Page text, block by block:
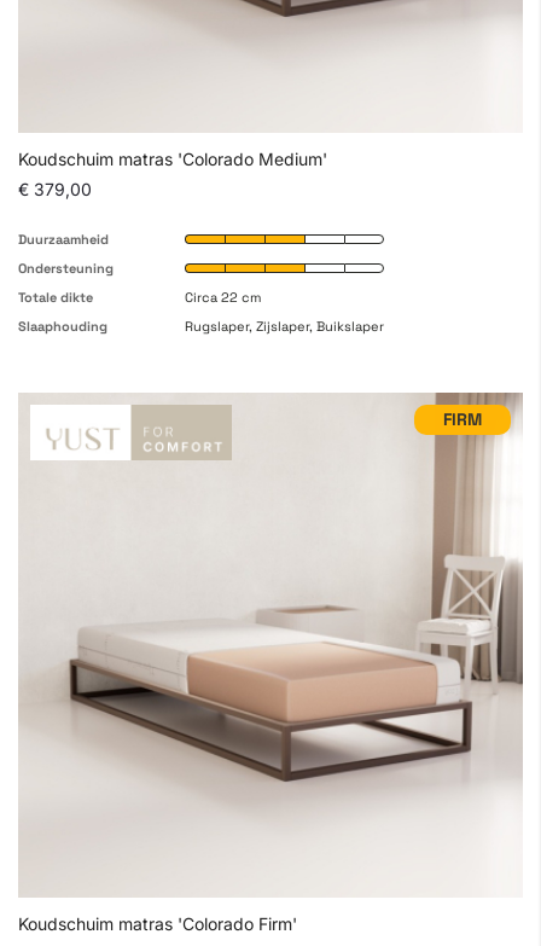
Koudschuim matras 'Colorado Medium'
€ 379,00
Duurzaamheid
Ondersteuning
Totale dikte
Circa 22 cm
Slaaphouding
Rugslaper, Zijslaper, Buikslaper
FIRM
Koudschuim matras 'Colorado Firm'